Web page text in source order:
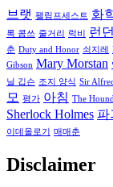
브랫 팰림프세스트 화
록 콤쓰 줄거리 럭비 런던
춘 Duty and Honor 쇠지레
Gibson Mary Morstan
닐 깁슨 조지 양식 Sir
모
평가 아침 The
Sherlock Holmes 파
이데올로기
매매춘
Disclaimer